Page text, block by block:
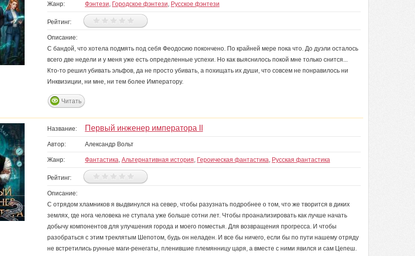
Жанр: Фэнтези, Городское фэнтези, Русское фэнтези
Рейтинг:
Описание:
С бандой, что хотела подмять под себя Феодосию покончено. По крайней мере пока что. До дуэли осталось
всего две недели и у меня уже есть определенные успехи. Но как выяснилось покой мне только снится...
Кто-то решил убивать эльфов, да не просто убивать, а похищать их души, что совсем не понравилось ни
Инквизиции, ни мне, ни тем более Императору.
Читать
Название: Первый инженер императора II
Автор: Александр Вольт
Жанр: Фантастика, Альтернативная история, Героическая фантастика, Русская фантастика
Рейтинг:
Описание:
С отрядом хламников я выдвинулся на север, чтобы разузнать подробнее о том, что же творится в диких
землях, где нога человека не ступала уже больше сотни лет. Чтобы проанализировать как лучше начать
добычу компонентов для улучшения города и моего поместья. Для возвращения прогресса. И чтобы
разобраться с этим треклятым Шепотом, будь он неладен. И все бы ничего, если бы по пути нашему отряду
не встретились рунные маги-ренегаты, пленившие племянницу царя, а вместе с ними явился и сам Цепеш.